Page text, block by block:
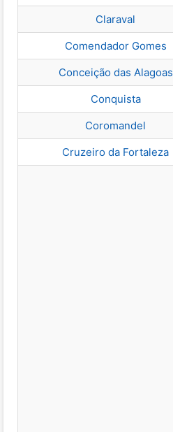
Claraval
Comendador Gomes
Conceição das Alagoas
Conquista
Coromandel
Cruzeiro da Fortaleza